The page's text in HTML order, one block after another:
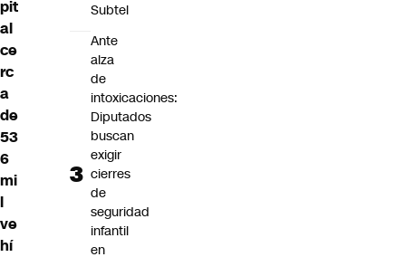
pit
al
ce
rc
a
de
53
6
mi
l
ve
hí
Subtel
Ante
alza
de
intoxicaciones:
Diputados
buscan
exigir
cierres
de
seguridad
infantil
en